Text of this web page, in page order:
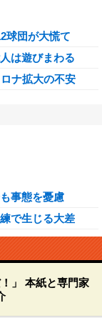
球団が大慌て
は遊びまわる
ナ拡大の不安
事態を憂慮
で生じる大差
」 本紙と専門家